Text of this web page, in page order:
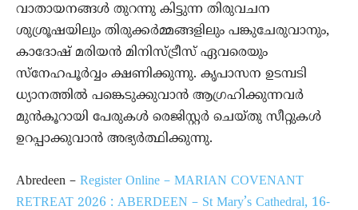
വാതായനങ്ങൾ തുറന്നു കിട്ടുന്ന തിരുവചന
ശുശ്രൂഷയിലും തിരുക്കർമ്മങ്ങളിലും പങ്കുചേരുവാനും,
കാദോഷ് മരിയൻ മിനിസ്ട്രീസ് ഏവരെയും
സ്നേഹപൂർവ്വം ക്ഷണിക്കുന്നു. കൃപാസന ഉടമ്പടി
ധ്യാനത്തിൽ പങ്കെടുക്കുവാൻ ആഗ്രഹിക്കുന്നവർ
മുൻകൂറായി പേരുകൾ രെജിസ്റ്റർ ചെയ്തു സീറ്റുകൾ
ഉറപ്പാക്കുവാൻ അഭ്യർത്ഥിക്കുന്നു.
Abredeen – Register Online – MARIAN COVENANT
RETREAT 2026 : ABERDEEN – St Mary’s Cathedral, 16-